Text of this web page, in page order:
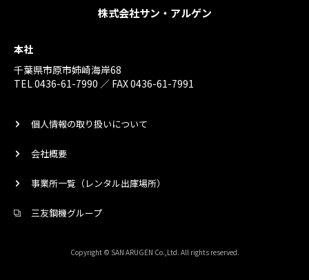
株式会社サン・アルゲン
本社
千葉県市原市姉崎海岸68
TEL 0436-61-7990 ／ FAX 0436-61-7991
個人情報の取り扱いについて
会社概要
事業所一覧（レンタル出庫場所）
三友鋼機グループ
Copyright © SAN ARUGEN Co.,Ltd. All rights reserved.